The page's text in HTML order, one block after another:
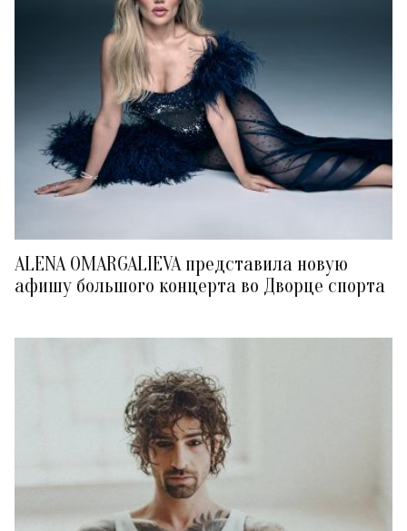
ALENA OMARGALIEVA представила новую
афишу большого концерта во Дворце спорта